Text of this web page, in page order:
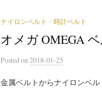
ナイロンベルト / 時計ベルト
オメガ OMEGA
Postedon 2018-01-25
金属ベルトからナイロンベ